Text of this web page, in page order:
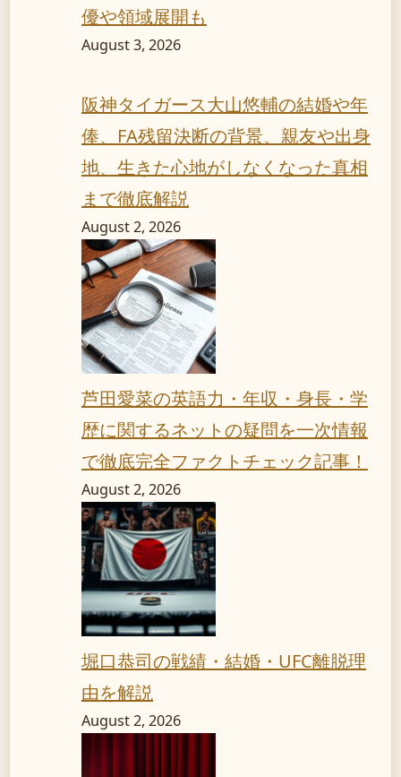
優や領域展開も
August 3, 2026
阪神タイガース大山悠輔の結婚や年
俸、FA残留決断の背景、親友や出身
地、生きた心地がしなくなった真相
まで徹底解説
August 2, 2026
芦田愛菜の英語力・年収・身長・学
歴に関するネットの疑問を一次情報
で徹底完全ファクトチェック記事！
August 2, 2026
堀口恭司の戦績・結婚・UFC離脱理
由を解説
August 2, 2026